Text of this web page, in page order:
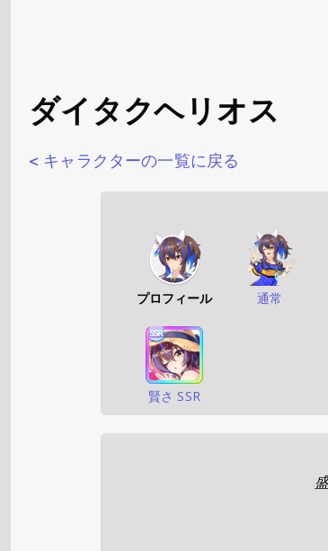
ダイタクヘリオス
< キャラクターの一覧に戻る
プロフィール 通常
賢さ SSR